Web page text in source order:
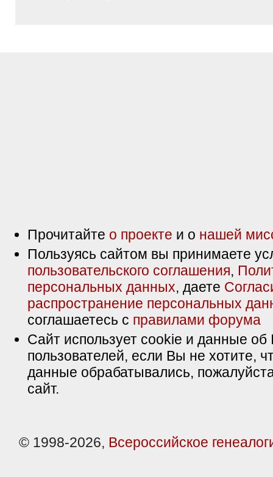
Прочитайте о проекте и о нашей
Пользуясь сайтом вы принимаете
пользовательского соглашения,
персональных данных, даете
распространение персональных
соглашаетесь с правилами форума
Сайт использует cookie и данные об
пользователей, если Вы не хотите,
данные обрабатывались,
сайт.
© 1998-2026, Всероссийское